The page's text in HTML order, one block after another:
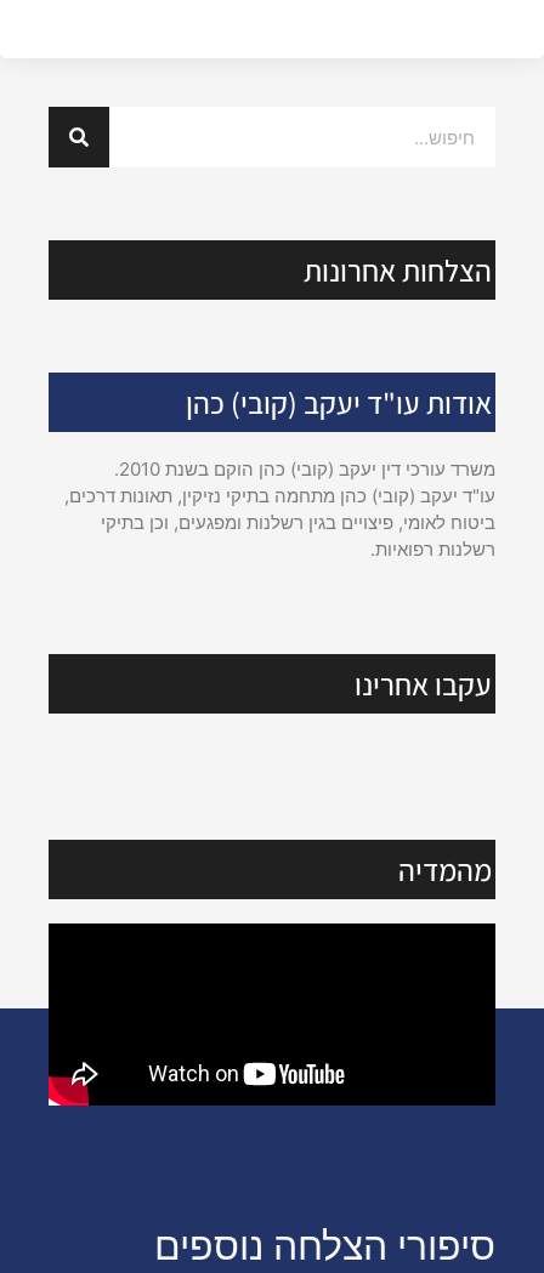
הצלחות אחרונות
אודות עו"ד יעקב (קובי) כהן
משרד עורכי דין יעקב (קובי) כהן הוקם בשנת 2010.
עו"ד יעקב (קובי) כהן מתחמה בתיקי נזיקין, תאונות דרכים,
ביטוח לאומי, פיצויים בגין רשלנות ומפגעים, וכן בתיקי
רשלנות רפואיות.
עקבו אחרינו
מהמדיה
סיפורי הצלחה נוספים